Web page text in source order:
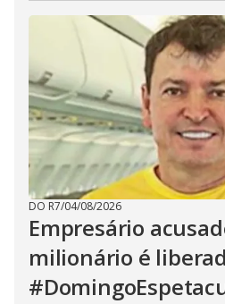
DO R7/04/08/2026
Empresário
milionário é